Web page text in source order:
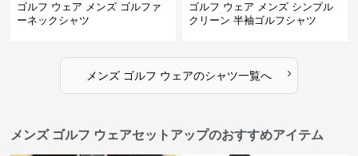
ゴルフ ウェア メンズ ゴルファ
ーネックシャツ
ゴルフ ウェア メンズ シンプル
クリーン 半袖ゴルフシャツ
メンズ ゴルフ ウェアのシャツ一覧へ ›
メンズ ゴルフ ウェアセットアップのおすすめアイテム